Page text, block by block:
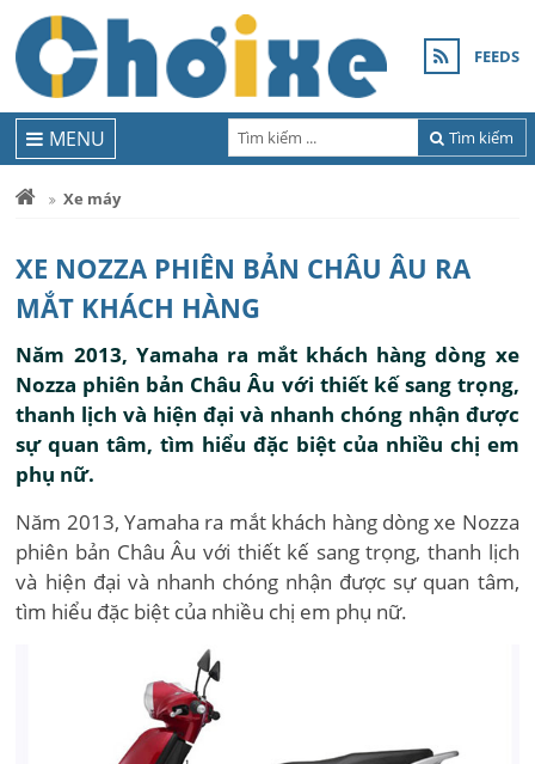
FEEDS
Tìm kiếm
MENU
Xe máy
XE NOZZA PHIÊN BẢN CHÂU ÂU RA
MẮT KHÁCH HÀNG
Năm 2013, Yamaha ra mắt khách hàng dòng xe
Nozza phiên bản Châu Âu với thiết kế sang trọng,
thanh lịch và hiện đại và nhanh chóng nhận được
sự quan tâm, tìm hiểu đặc biệt của nhiều chị em
phụ nữ.
Năm 2013, Yamaha ra mắt khách hàng dòng xe Nozza
phiên bản Châu Âu với thiết kế sang trọng, thanh lịch
và hiện đại và nhanh chóng nhận được sự quan tâm,
tìm hiểu đặc biệt của nhiều chị em phụ nữ.